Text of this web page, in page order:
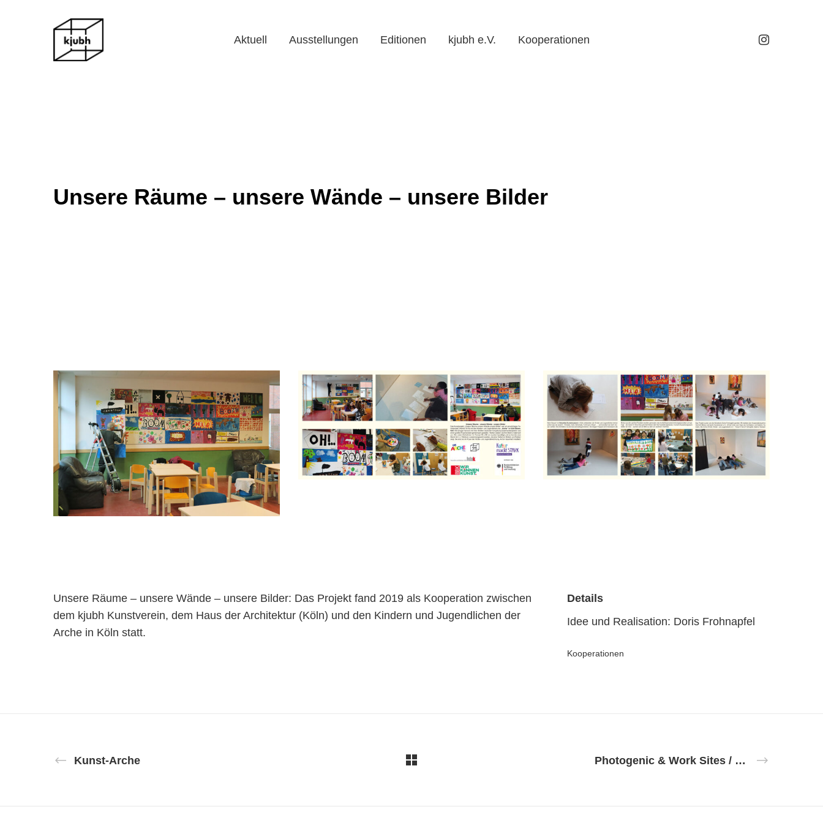
Aktuell Ausstellungen Editionen kjubh e.V. Kooperationen
Unsere Räume – unsere Wände – unsere Bilder
Unsere Räume – unsere Wände – unsere Bilder: Das Projekt fand 2019 als Kooperation zwischen
dem kjubh Kunstverein, dem Haus der Architektur (Köln) und den Kindern und Jugendlichen der
Arche in Köln statt.
Details
Idee und Realisation: Doris Frohnapfel
Kooperationen
Kunst-Arche Photogenic & Work Sites / B-Sites